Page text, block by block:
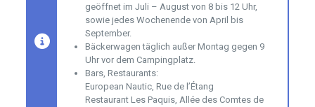
geöffnet im Juli – August von 8 bis 12 Uhr,
sowie jedes Wochenende von April bis
September.
Bäckerwagen täglich außer Montag gegen 9
Uhr vor dem Campingplatz.
Bars, Restaurants:
European Nautic, Rue de l’Étang
Restaurant Les Paquis, Allée des Comtes de